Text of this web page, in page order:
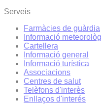
Serveis
Farmàcies de guàrdia
Informació
Cartellera
Informació general
Informació turística
Associacions
Centres de salut
Telèfons d'interès
Enllaços d'interés